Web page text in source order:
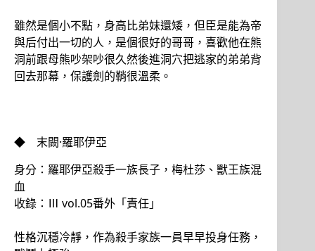
雖然是個小不點，身高比弟妹還矮，但臣是能為帝
與后付出一切的人，是個很好的哥哥，喜歡他在熊
洞前跟母熊吵架吵很久然後進洞穴把逃家的弟弟背
回去那幕，保護劍的鞘很溫柔。
◆ 末闕·羅耶伊亞
身分：羅耶伊亞殺手一族長子，梅杜莎、獸王族混
血
收錄：Ⅲ vol.05番外「責任」
性格沉穩冷靜，作為殺手家族一員早早投身任務，